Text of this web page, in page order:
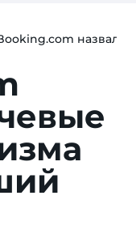
назвал